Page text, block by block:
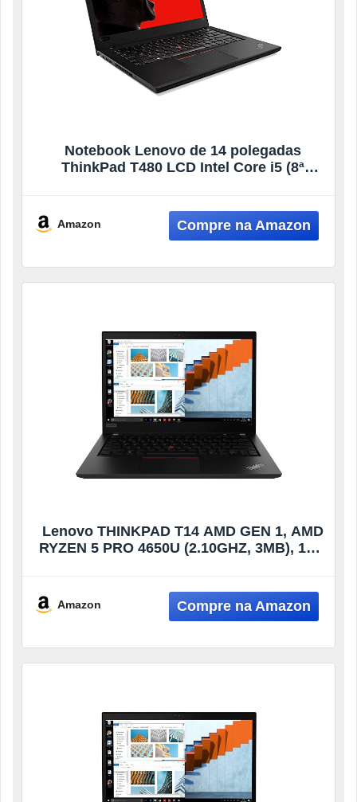
Notebook Lenovo de 14 polegadas
ThinkPad T480 LCD Intel Core i5 (8ª
Switching (IPS) modelo de tecnologia
20L50011US
Amazon
Lenovo THINKPAD T14 AMD GEN 1, AMD
RYZEN 5 PRO 4650U (2.10GHZ, 3MB), 14.0
Amazon